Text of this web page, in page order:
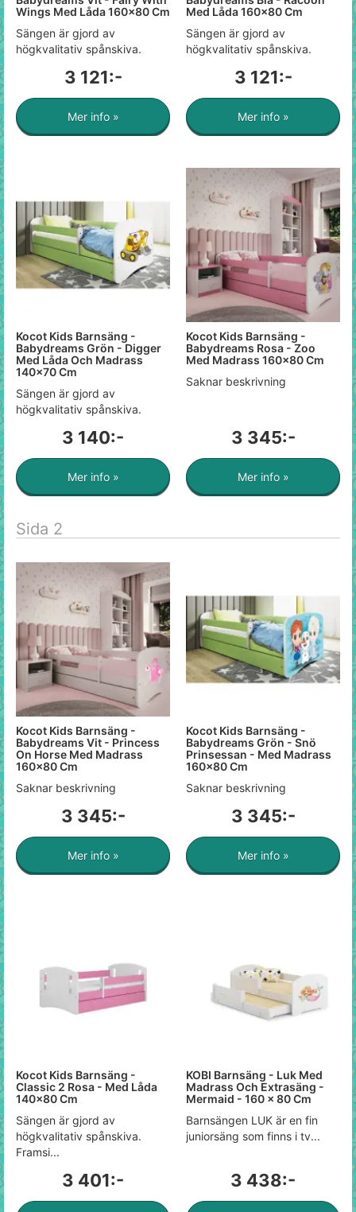
Wings Med Låda 160x80 Cm
Sängen är gjord av
högkvalitativ spånskiva.
3 121:-
Mer info »
Med Låda 160x80 Cm
Sängen är gjord av
högkvalitativ spånskiva.
3 121:-
Mer info »
Kocot Kids Barnsäng -
Babydreams Grön - Digger
Med Låda Och Madrass
140x70 Cm
Sängen är gjord av
högkvalitativ spånskiva.
3 140:-
Mer info »
Kocot Kids Barnsäng -
Babydreams Rosa - Zoo
Med Madrass 160x80 Cm
Saknar beskrivning
3 345:-
Mer info »
Sida 2
Kocot Kids Barnsäng -
Babydreams Vit - Princess
On Horse Med Madrass
160x80 Cm
Saknar beskrivning
3 345:-
Mer info »
Kocot Kids Barnsäng -
Babydreams Grön - Snö
Prinsessan - Med Madrass
160x80 Cm
Saknar beskrivning
3 345:-
Mer info »
Kocot Kids Barnsäng -
Classic 2 Rosa - Med Låda
140x80 Cm
Sängen är gjord av
högkvalitativ spånskiva.
Framsi...
3 401:-
KOBI Barnsäng - Luk Med
Madrass Och Extrasäng -
Mermaid - 160 x 80 Cm
Barnsängen LUK är en fin
juniorsäng som finns i tv...
3 438:-